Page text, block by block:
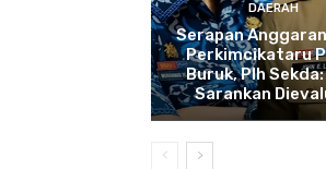
DAERAH
Serapan
Perkimcikataru
Buruk, Plh Sekda:
Sarankan